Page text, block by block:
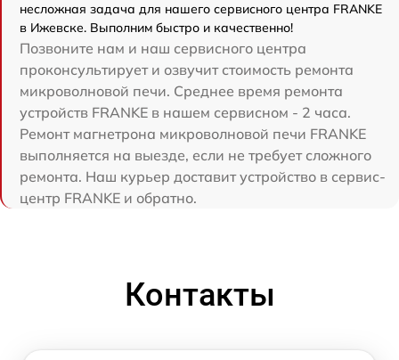
несложная задача для нашего сервисного центра FRANKE
в Ижевске. Выполним быстро и качественно!
Позвоните нам и наш сервисного центра
проконсультирует и озвучит стоимость ремонта
микроволновой печи. Среднее время ремонта
устройств FRANKE в нашем сервисном - 2 часа.
Ремонт магнетрона микроволновой печи FRANKE
выполняется на выезде, если не требует сложного
ремонта. Наш курьер доставит устройство в сервис-
центр FRANKE и обратно.
Контакты